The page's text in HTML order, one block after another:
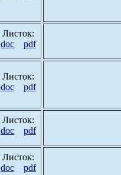
Листок:
doc
pdf
Листок:
doc
pdf
Листок:
doc
pdf
Листок:
doc
pdf